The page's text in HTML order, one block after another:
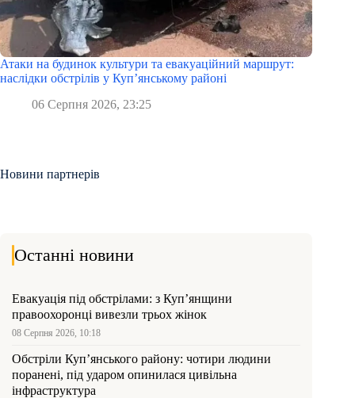
Атаки на будинок культури та евакуаційний маршрут:
наслідки обстрілів у Куп’янському районі
06 Серпня 2026, 23:25
Новини партнерів
Останні новини
Евакуація під обстрілами: з Куп’янщини
правоохоронці вивезли трьох жінок
08 Серпня 2026, 10:18
Обстріли Куп’янського району: чотири людини
поранені, під ударом опинилася цивільна
інфраструктура